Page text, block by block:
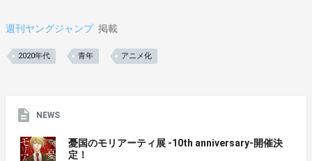
週刊ヤングジャンプ 掲載
2020年代 青年 アニメ化
NEWS
憂国のモリアーティ展 -10th anniversary-開催決
定！